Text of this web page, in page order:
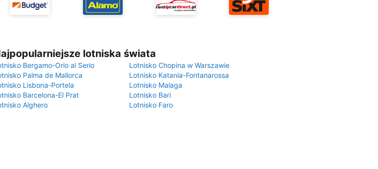
lotniska świata
Bergamo-Orio al Serio
Lotnisko Chopina w Warszawie
Palma de Mallorca
Lotnisko Katania-Fontanarossa
Lisbona-Portela
Lotnisko Malaga
Barcelona-El Prat
Lotnisko Bari
Alghero
Lotnisko Faro